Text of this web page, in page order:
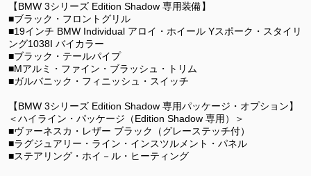
【BMW 3シリーズ Edition Shadow 専用装備】​
■ブラック・フロントグリル
■19インチ BMW Individual アロイ・ホイール Yスポーク・スタイリ
ング1038I バイカラー
■ブラック・テールパイプ
■Mアルミ・ファイン・ブラッシュ・トリム​
■ガルバニック・フィニッシュ・スイッチ
【BMW 3シリーズ Edition Shadow 専用パッケージ・オプション】
＜ハイライン・パッケージ（Edition Shadow 専用）＞
■ヴァーネスカ・レザー ブラック（グレーステッチ付）
■ラグジュアリー・ライン・インスツルメント・パネル
■ステアリング・ホイ－ル・ヒーティング